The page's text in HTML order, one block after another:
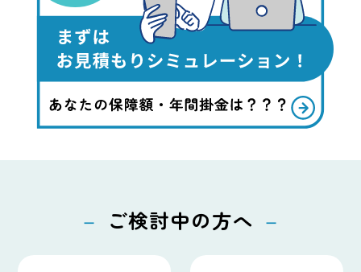
ご検討中の方へ